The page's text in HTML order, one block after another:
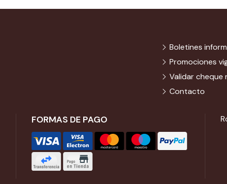
FORMAS DE PAGO
Boletines
Promociones
Validar cheque
Contacto